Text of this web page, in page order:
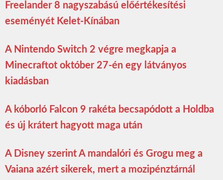
Freelander 8 nagyszabású előértékesítési
eseményét Kelet-Kínában
A Nintendo Switch 2 végre megkapja a
Minecraftot október 27-én egy látványos
kiadásban
A kóborló Falcon 9 rakéta becsapódott a Holdba
és új krátert hagyott maga után
A Disney szerint A mandalóri és Grogu meg a
Vaiana azért sikerek, mert a mozipénztárnál